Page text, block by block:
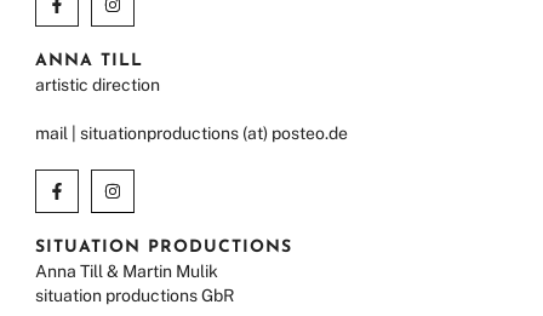
ANNA TILL
artistic direction
mail | situationproductions (at) posteo.de
SITUATION PRODUCTIONS
Anna Till & Martin Mulik
situation productions GbR